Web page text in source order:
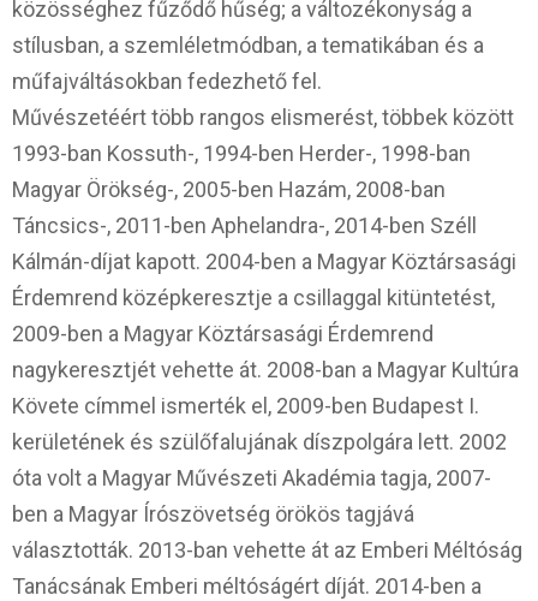
közösséghez fűződő hűség; a változékonyság a
stílusban, a szemléletmódban, a tematikában és a
műfajváltásokban fedezhető fel.
Művészetéért több rangos elismerést, többek között
1993-ban Kossuth-, 1994-ben Herder-, 1998-ban
Magyar Örökség-, 2005-ben Hazám, 2008-ban
Táncsics-, 2011-ben Aphelandra-, 2014-ben Széll
Kálmán-díjat kapott. 2004-ben a Magyar Köztársasági
Érdemrend középkeresztje a csillaggal kitüntetést,
2009-ben a Magyar Köztársasági Érdemrend
nagykeresztjét vehette át. 2008-ban a Magyar Kultúra
Követe címmel ismerték el, 2009-ben Budapest I.
kerületének és szülőfalujának díszpolgára lett. 2002
óta volt a Magyar Művészeti Akadémia tagja, 2007-
ben a Magyar Írószövetség örökös tagjává
választották. 2013-ban vehette át az Emberi Méltóság
Tanácsának Emberi méltóságért díját. 2014-ben a